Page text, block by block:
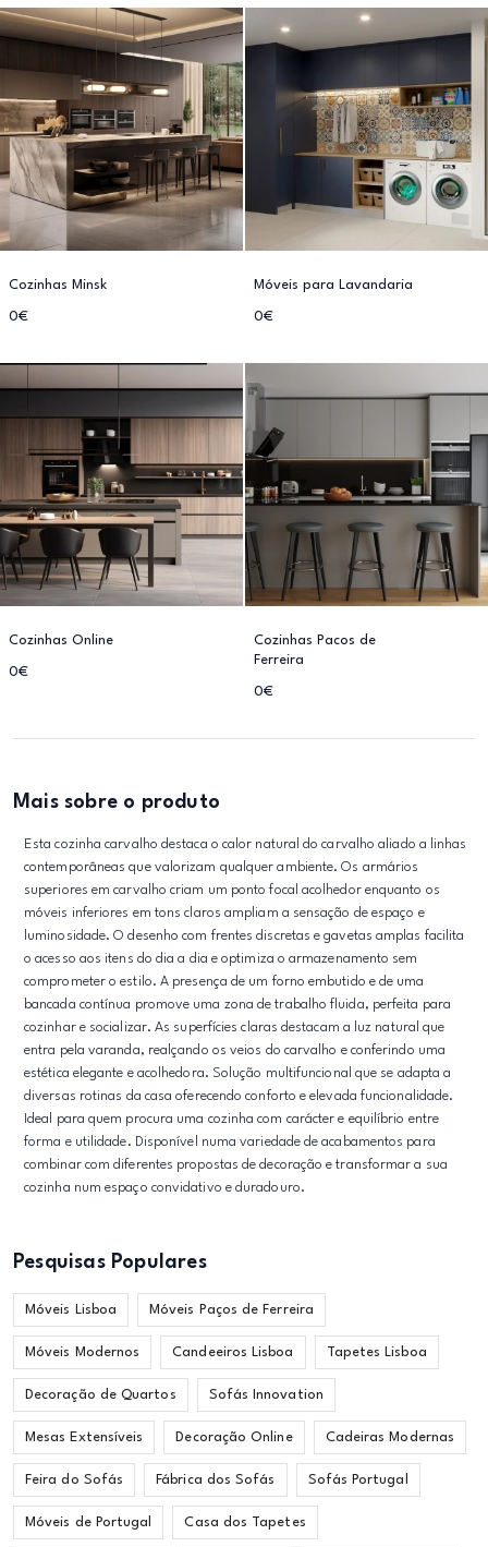
Cozinhas Minsk
0€
Móveis para Lavandaria
0€
Cozinhas Online
0€
Cozinhas Pacos de
Ferreira
0€
Mais sobre o produto
Esta cozinha carvalho destaca o calor natural do carvalho aliado a linhas
contemporâneas que valorizam qualquer ambiente. Os armários
superiores em carvalho criam um ponto focal acolhedor enquanto os
móveis inferiores em tons claros ampliam a sensação de espaço e
luminosidade. O desenho com frentes discretas e gavetas amplas facilita
o acesso aos itens do dia a dia e optimiza o armazenamento sem
comprometer o estilo. A presença de um forno embutido e de uma
bancada contínua promove uma zona de trabalho fluida, perfeita para
cozinhar e socializar. As superfícies claras destacam a luz natural que
entra pela varanda, realçando os veios do carvalho e conferindo uma
estética elegante e acolhedora. Solução multifuncional que se adapta a
diversas rotinas da casa oferecendo conforto e elevada funcionalidade.
Ideal para quem procura uma cozinha com carácter e equilíbrio entre
forma e utilidade. Disponível numa variedade de acabamentos para
combinar com diferentes propostas de decoração e transformar a sua
cozinha num espaço convidativo e duradouro.
Pesquisas Populares
Móveis Lisboa Móveis Paços de Ferreira
Móveis Modernos Candeeiros Lisboa Tapetes Lisboa
Decoração de Quartos Sofás Innovation
Mesas Extensíveis Decoração Online Cadeiras Modernas
Feira do Sofás Fábrica dos Sofás Sofás Portugal
Móveis de Portugal Casa dos Tapetes